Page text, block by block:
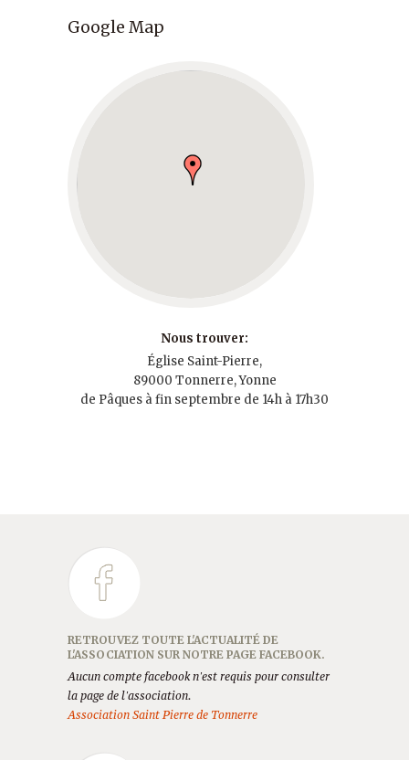
Google Map
Nous trouver:
Église Saint-Pierre,
89000 Tonnerre, Yonne
de Pâques à fin septembre de 14h à 17h30
RETROUVEZ TOUTE L'ACTUALITÉ DE
L'ASSOCIATION SUR NOTRE PAGE FACEBOOK.
Aucun compte facebook n'est requis pour consulter
la page de l'association.
Association Saint Pierre de Tonnerre